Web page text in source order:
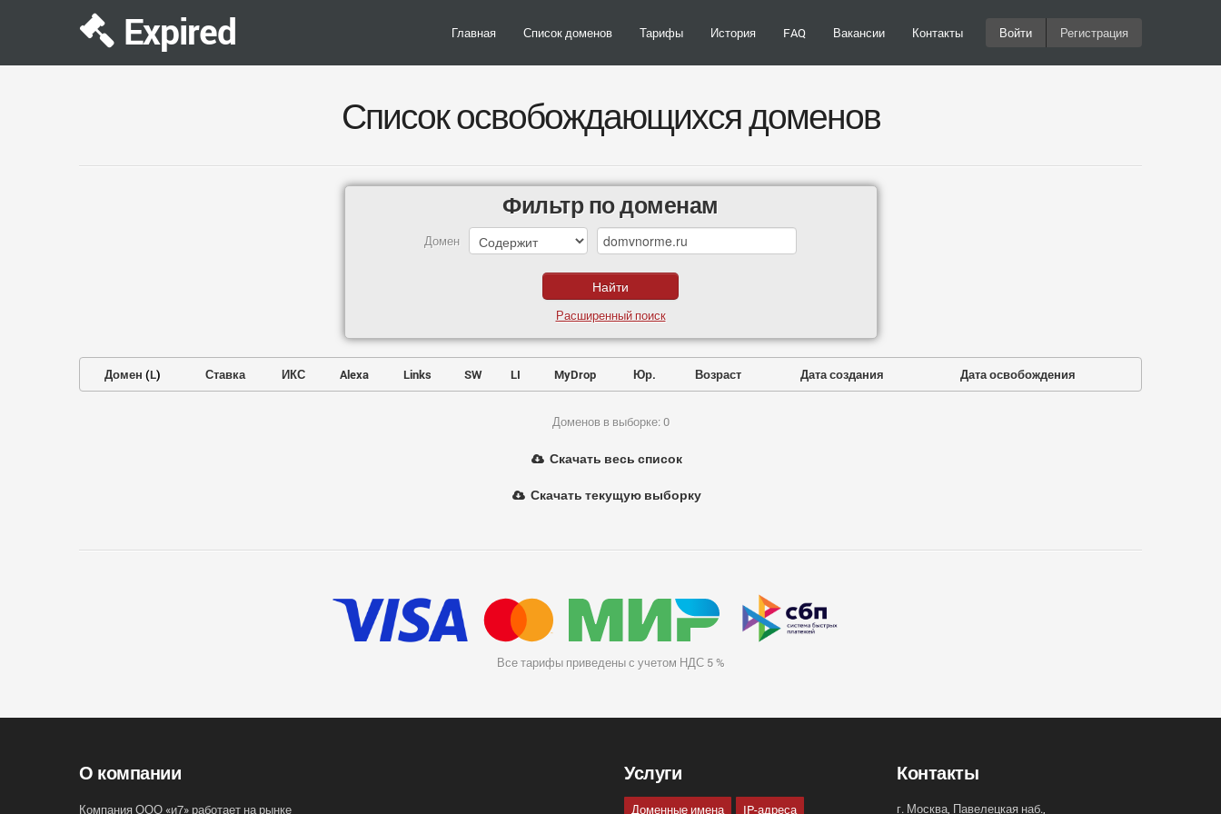
Expired Главная Список доменов Тарифы История FAQ Вакансии Контакты Войти Регистрация
Список освобождающихся доменов
Фильтр по доменам
Домен
Расширенный поиск
Домен (L) Ставка ИКС Alexa Links SW LI MyDrop Юр. Возраст Дата создания Дата освобождения
Доменов в выборке: 0
Скачать весь список
Скачать текущую выборку
Все тарифы приведены с учетом НДС 5 %
О компании
Компания ООО «и7» работает на рынке
Услуги
Доменные имена IP-адреса
Контакты
г. Москва, Павелецкая наб.,